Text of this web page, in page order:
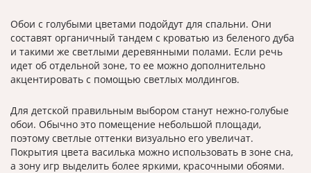
Обои с голубыми цветами подойдут для спальни. Они
составят органичный тандем с кроватью из беленого дуба
и такими же светлыми деревянными полами. Если речь
идет об отдельной зоне, то ее можно дополнительно
акцентировать с помощью светлых молдингов.
Для детской правильным выбором станут нежно-голубые
обои. Обычно это помещение небольшой площади,
поэтому светлые оттенки визуально его увеличат.
Покрытия цвета василька можно использовать в зоне сна,
а зону игр выделить более яркими, красочными обоями.